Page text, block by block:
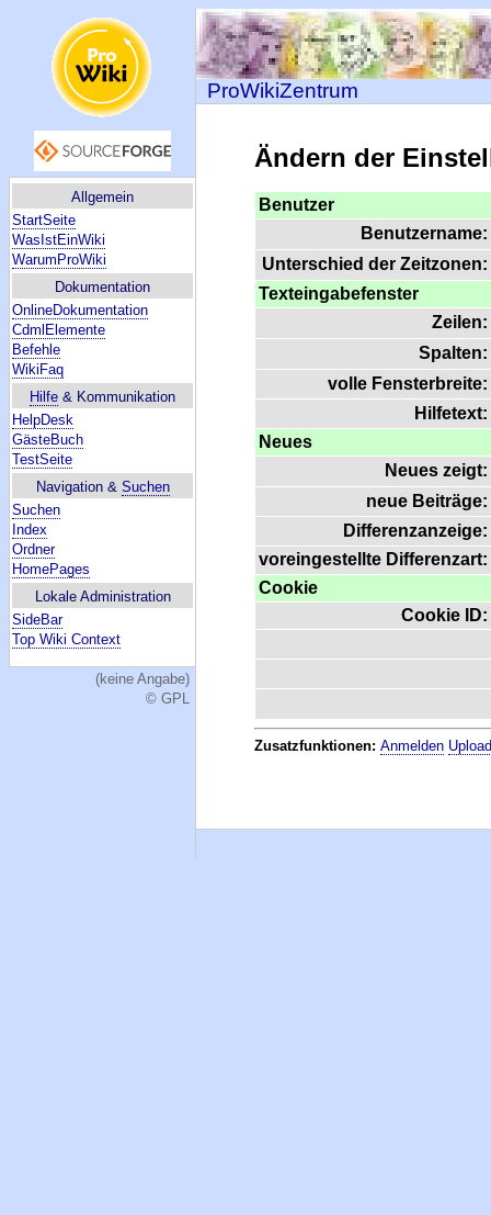
Allgemein
StartSeite
WasIstEinWiki
WarumProWiki
Dokumentation
OnlineDokumentation
CdmlElemente
Befehle
WikiFaq
Hilfe & Kommunikation
HelpDesk
GästeBuch
TestSeite
Navigation & Suchen
Suchen
Index
Ordner
HomePages
Lokale Administration
SideBar
Top Wiki Context
(keine Angabe)
© GPL
ProWikiZentrum
Ändern der
Benutzer
Benutzername:
Unterschied der Zeitzonen:
Texteingabefenster
Zeilen:
Spalten:
volle Fensterbreite:
Hilfetext:
Neues
Neues zeigt:
neue Beiträge:
Differenzanzeige:
voreingestellte Differenzart:
Cookie
Cookie ID:
Zusatzfunktionen:Anmelden